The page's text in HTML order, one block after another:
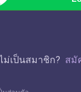
ม่เป็นสมาชิก? สมั